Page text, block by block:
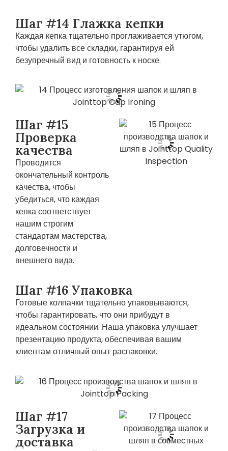
Шаг #14 Глажка кепки
Каждая кепка тщательно проглаживается утюгом,
чтобы удалить все складки, гарантируя ей
безупречный вид и готовность к носке.
Шаг #15
Проверка
качества
Проводится
окончательный контроль
качества, чтобы
убедиться, что каждая
кепка соответствует
нашим строгим
стандартам мастерства,
долговечности и
внешнего вида.
Шаг #16 Упаковка
Готовые колпачки тщательно упаковываются,
чтобы гарантировать, что они прибудут в
идеальном состоянии. Наша упаковка улучшает
презентацию продукта, обеспечивая вашим
клиентам отличный опыт распаковки.
Шаг #17
Загрузка и
доставка